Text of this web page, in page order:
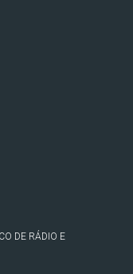
DE RÁDIO E